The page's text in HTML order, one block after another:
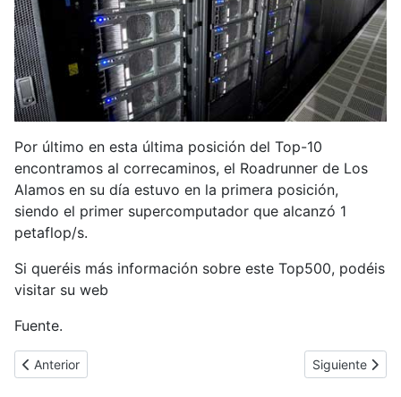
Por último en esta última posición del Top-10
encontramos al correcaminos, el Roadrunner de Los
Alamos en su día estuvo en la primera posición,
siendo el primer supercomputador que alcanzó 1
petaflop/s.
Si queréis más información sobre este Top500, podéis
visitar su web
Fuente.
Artículo anterior: Sentencia en contra del filtrado por parte de
Anterior Artículo
Siguiente